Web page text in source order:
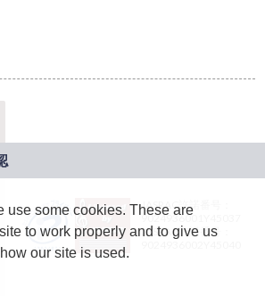
JASRAC許諾番号：
9024936001Y45037
JASRAC許諾番号：
use some cookies. These are
to work properly and to give us
our site is used.